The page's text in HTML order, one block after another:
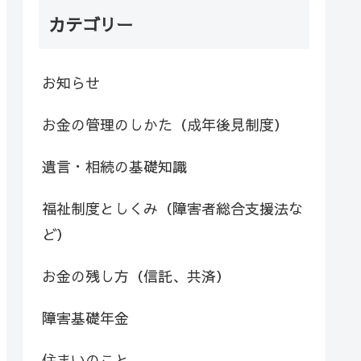
カテゴリー
お知らせ
お金の管理のしかた（成年後見制度）
遺言・相続の基礎知識
福祉制度としくみ（障害者総合支援法な
ど）
お金の残し方（信託、共済）
障害基礎年金